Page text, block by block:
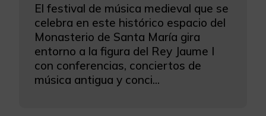
El festival de música medieval que se
celebra en este histórico espacio del
Monasterio de Santa María gira
entorno a la figura del Rey Jaume I
con conferencias, conciertos de
música antigua y conci...